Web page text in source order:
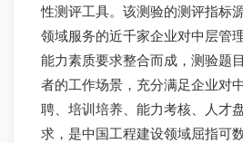
性测评工具。该测验的测评指标
领域服务的近千家企业对中层管
能力素质要求整合而成，测验题
者的工作场景，充分满足企业对
聘、培训培养、能力考核、人才
求，是中国工程建设领域屈指可